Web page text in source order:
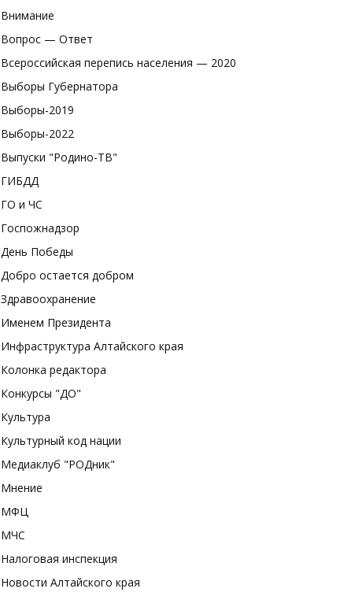
Внимание
Вопрос — Ответ
Всероссийская перепись населения — 2020
Выборы Губернатора
Выборы-2019
Выборы-2022
Выпуски "Родино-ТВ"
ГИБДД
ГО и ЧС
Госпожнадзор
День Победы
Добро остается добром
Здравоохранение
Именем Президента
Инфраструктура Алтайского края
Колонка редактора
Конкурсы "ДО"
Культура
Культурный код нации
Медиаклуб "РОДник"
Мнение
МФЦ
МЧС
Налоговая инспекция
Новости Алтайского края